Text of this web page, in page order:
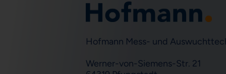
Hofmann Mess- und
Werner-von-Siemens-Str. 21